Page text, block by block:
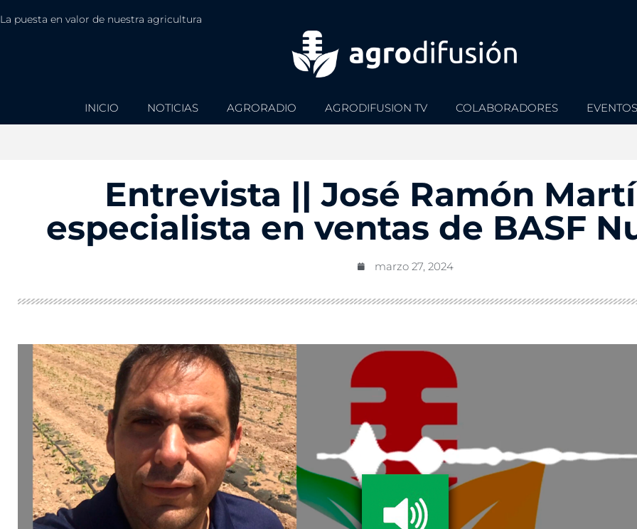
La puesta en valor de nuestra agricultura
INICIO NOTICIAS AGRORADIO AGRODIFUSION TV COLABORADORES EVENTOS
Entrevista || José Ramón
especialista en ventas de BASF
marzo 27, 2024